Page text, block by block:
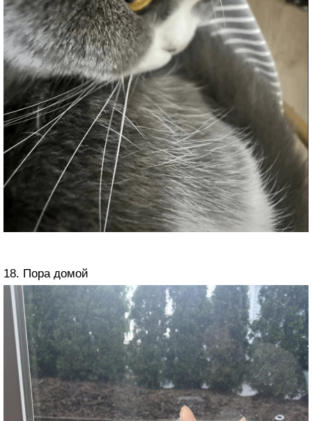
18. Пора домой